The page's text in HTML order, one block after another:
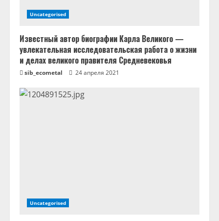
Uncategorised
Известный автор биографии Карла Великого —
увлекательная исследовательская работа о жизни
и делах великого правителя Средневековья
sib_ecometal 24 апреля 2021
Uncategorised